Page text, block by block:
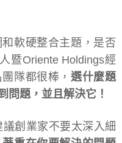
軟硬整合主題，是否
暨Oriente Holdings經
隊都很棒，選什麼題
問題，並且解決它！
創業家不要太深入細